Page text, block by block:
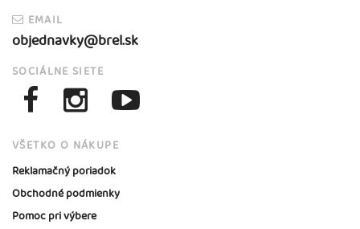
EMAIL
objednavky@brel.sk
SOCIÁLNE SIETE
VŠETKO O NÁKUPE
Reklamačný poriadok
Obchodné podmienky
Pomoc pri výbere